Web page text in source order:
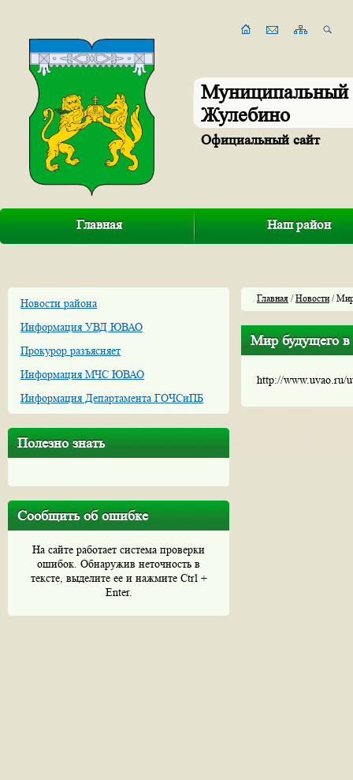
Муниципальный
Жулебино
Официальный сайт
Главная Наш район
Новости района
Информация УВД ЮВАО
Прокурор разъясняет
Информация МЧС ЮВАО
Информация Департамента ГОЧСиПБ
Полезно знать
Сообщить об ошибке
На сайте работает система проверки
ошибок. Обнаружив неточность в
тексте, выделите ее и нажмите Ctrl +
Enter.
Главная /Новости/ Мир
Мир будущего в
http://www.uvao.ru/